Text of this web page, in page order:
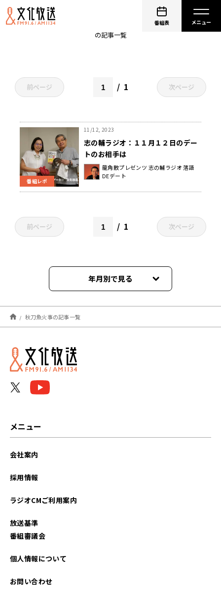
番組表
の記事一覧
前ページ 1 次ページ
番組レポ
11/12, 2023
志の輔ラジオ：１１月１２日のデー
トのお相手は
龍角散プレゼンツ 志の輔ラジオ 落語
DEデート
前ページ 1 次ページ
年月別で見る
2023年11月
秋刀魚火事の記事一覧
メニュー
会社案内
採用情報
ラジオCMご利用案内
放送基準
番組審議会
個人情報について
お問い合わせ